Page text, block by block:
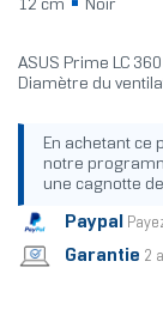
12 cm
Noir
ASUS Prime LC
Diamètre du
En achetant ce
notre
une cagnotte de
Paypal
Garantie 2